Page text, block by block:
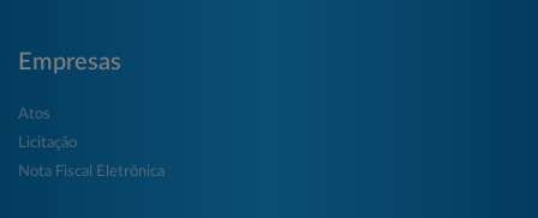
Empresas
Atos
Licitação
Nota Fiscal Eletrônica